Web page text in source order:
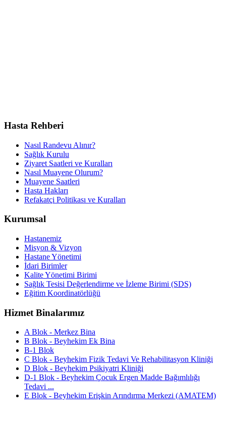
Hasta Rehberi
Nasıl Randevu Alınır?
Sağlık Kurulu
Ziyaret Saatleri ve Kuralları
Nasıl Muayene Olurum?
Muayene Saatleri
Hasta Hakları
Refakatçi Politikası ve Kuralları
Kurumsal
Hastanemiz
Misyon & Vizyon
Hastane Yönetimi
İdari Birimler
Kalite Yönetimi Birimi
Sağlık Tesisi Değerlendirme ve İzleme Birimi (SDS)
Eğitim Koordinatörlüğü
Hizmet Binalarımız
A Blok - Merkez Bina
B Blok - Beyhekim Ek Bina
B-1 Blok
C Blok - Beyhekim Fizik Tedavi Ve Rehabilitasyon Kliniği
D Blok - Beyhekim Psikiyatri Kliniği
D-1 Blok - Beyhekim Çocuk Ergen Madde Bağımlılığı
Tedavi ...
E Blok - Beyhekim Erişkin Arındırma Merkezi (AMATEM)